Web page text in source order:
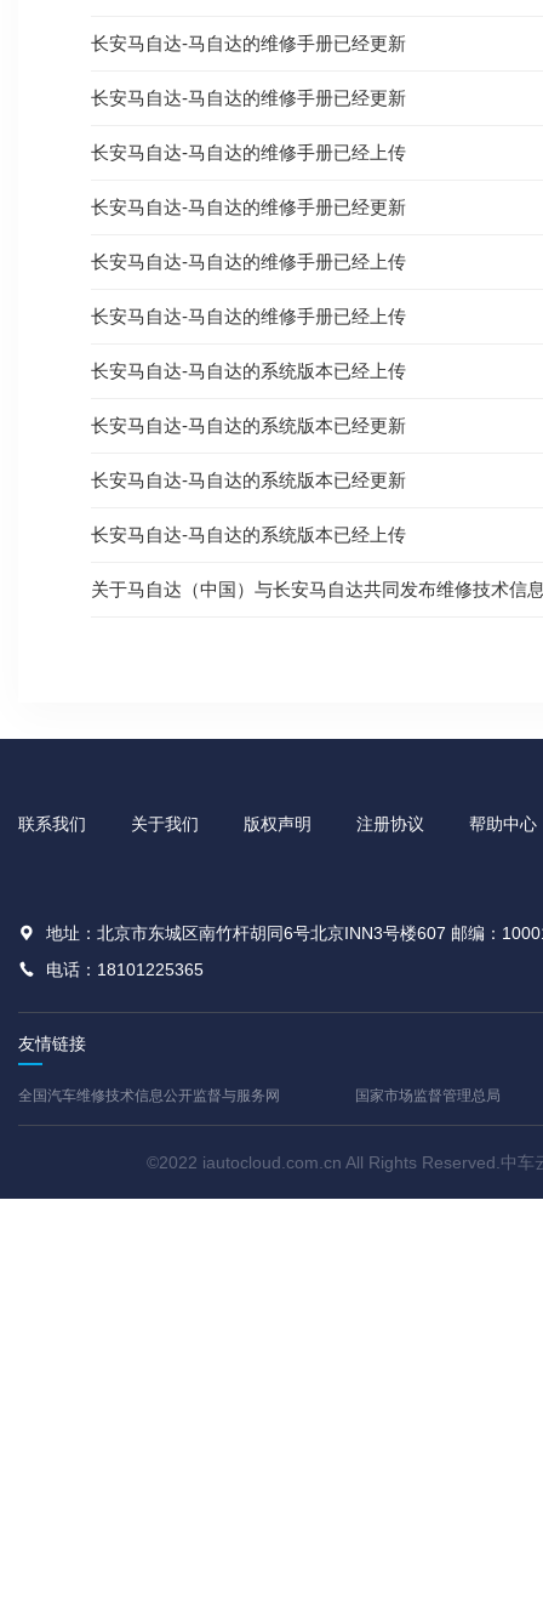
长安马自达-马自达的维修手册已经更新
长安马自达-马自达的维修手册已经更新
长安马自达-马自达的维修手册已经上传
长安马自达-马自达的维修手册已经更新
长安马自达-马自达的维修手册已经上传
长安马自达-马自达的维修手册已经上传
长安马自达-马自达的系统版本已经上传
长安马自达-马自达的系统版本已经更新
长安马自达-马自达的系统版本已经更新
长安马自达-马自达的系统版本已经上传
关于马自达（中国）与长安马自达共同发布维修技术信
联系我们 关于我们 版权声明 注册协议 帮助中心
地址：北京市东城区南竹杆胡同6号北京INN3号楼607 邮编：
电话：18101225365
友情链接
全国汽车维修技术信息公开监督与服务网 国家市场监督管理总局
©2022 iautocloud.com.cn All Rights Reserved.中